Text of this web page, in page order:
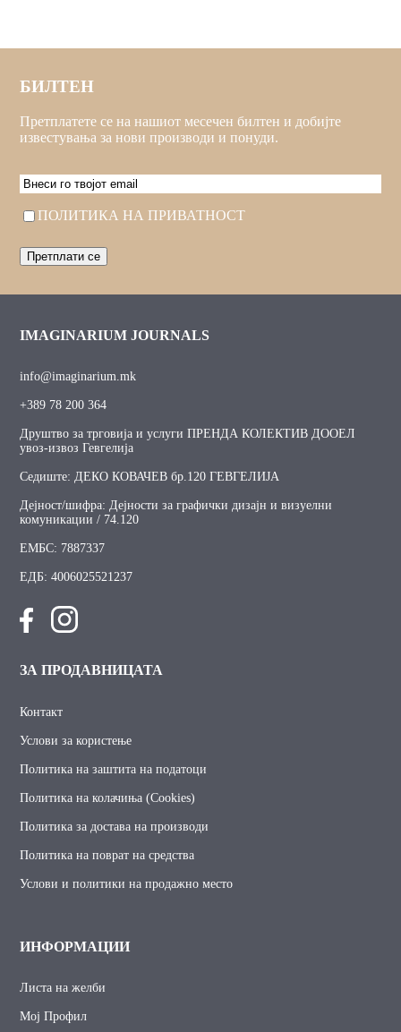
БИЛТЕН
Претплатете се на нашиот месечен билтен и добијте
известувања за нови производи и понуди.
EMAIL
Consent
ПОЛИТИКА НА ПРИВАТНОСТ
IMAGINARIUM JOURNALS
info@imaginarium.mk
+389 78 200 364
Друштво за трговија и услуги ПРЕНДА КОЛЕКТИВ ДООЕЛ
увоз-извоз Гевгелија
Седиште: ДЕКО КОВАЧЕВ бр.120 ГЕВГЕЛИЈА
Дејност/шифра: Дејности за графички дизајн и визуелни
комуникации / 74.120
ЕМБС: 7887337
ЕДБ: 4006025521237
ЗА ПРОДАВНИЦАТА
Контакт
Услови за користење
Политика на заштита на податоци
Политика на колачиња (Cookies)
Политика за достава на производи
Политика на поврат на средства
Услови и политики на продажно место
ИНФОРМАЦИИ
Листа на желби
Мој Профил